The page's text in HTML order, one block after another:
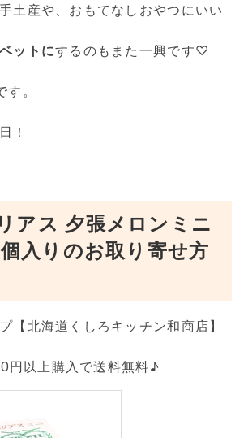
土産や、おもてなしおやつにいい
ットにするのもまた一興です♡
。
！
アス 夕張メロンミニ
入りのお取り寄せ方
【北海道くしろキッチン和商店】
円以上購入で送料無料♪